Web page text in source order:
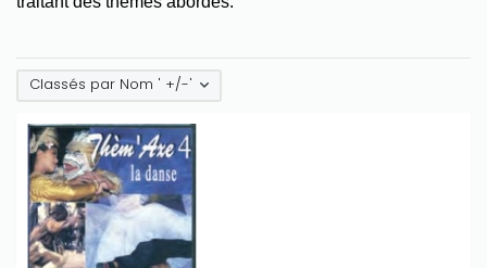
Classés par Nom ' +/-'